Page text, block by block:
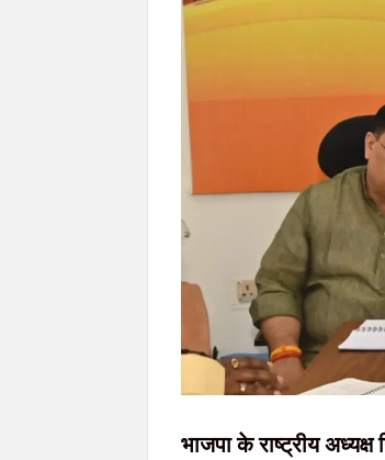
रांची सहित पूरे झारखंड में आज
मुख्यमंत्री हेमन्त सोरेन ने
JPSC-JSSC विवाद: 10 अगस्त के
आदिवासी महोत्सव-2026 को
भाजपा के राष्ट्रीय